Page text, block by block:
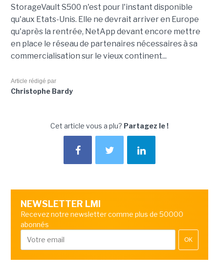
StorageVault S500 n'est pour l'instant disponible
qu'aux Etats-Unis. Elle ne devrait arriver en Europe
qu'après la rentrée, NetApp devant encore mettre
en place le réseau de partenaires nécessaires à sa
commercialisation sur le vieux continent...
Article rédigé par
Christophe Bardy
Cet article vous a plu? Partagez le !
NEWSLETTER LMI
Recevez notre newsletter comme plus de 50000
abonnés
OK